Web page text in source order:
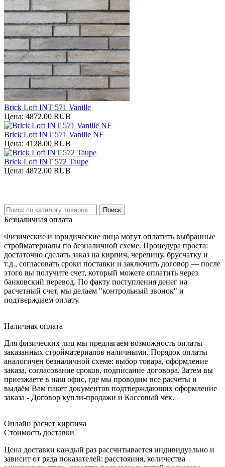
Brick Loft INT 571 Vanille
Цена: 4872.00 RUB
Brick Loft INT 571 Vanille NF
Цена: 4128.00 RUB
Brick Loft INT 572 Taupe
Цена: 4872.00 RUB
Безналичная оплата
Физические и юридические лица могут оплатить выбранные
стройматериалы по безналичной схеме. Процедура проста:
достаточно сделать заказ на кирпич, черепицу, брусчатку и
т.д., согласовать сроки поставки и заключить договор — после
этого вы получите счет, который можете оплатить через
банковский перевод. По факту поступления денег на
расчетный счет, мы делаем "контрольный звонок" и
подтверждаем оплату.
Наличная оплата
Для физических лиц мы предлагаем возможность оплаты
заказанных стройматериалов наличными. Порядок оплаты
аналогичен безналичной схеме: выбор товара, оформление
заказа, согласование сроков, подписание договора. Затем вы
приезжаете в наш офис, где мы проводим все расчеты и
выдаём Вам пакет документов подтверждающих оформление
заказа - Договор купли-продажи и Кассовый чек.
Онлайн расчет кирпича
Стоимость доставки
Цена доставки каждый раз рассчитывается индивидуально и
зависит от ряда показателей: расстояния, количества